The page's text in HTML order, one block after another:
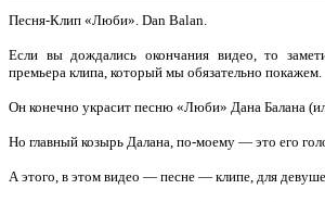
Песня-Клип «Люби». Dan Balan.
Если вы дождались окончания видео, то
премьера клипа, который мы обязательно покажем.
Он конечно украсит песню «Люби» Дана Балана
Но главный козырь Далана, по-моему — это его
А этого, в этом видео — песне — клипе, для